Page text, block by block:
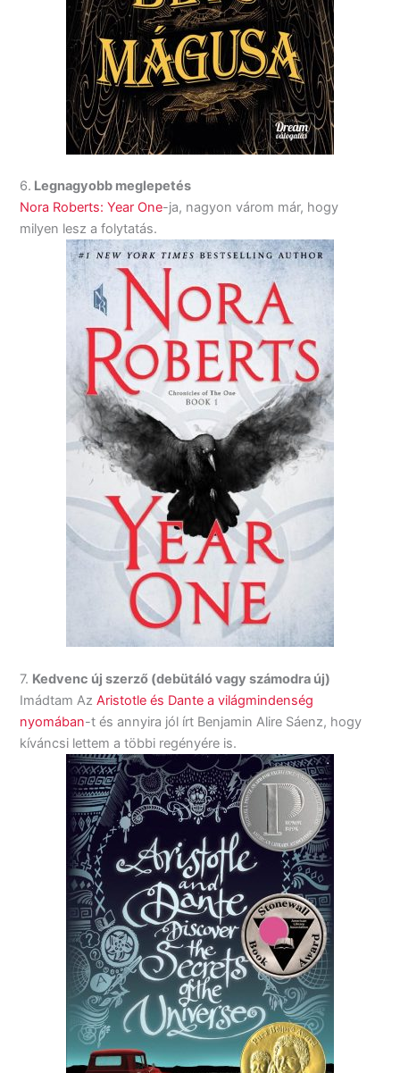
6. Legnagyobb meglepetés
Nora Roberts: Year One-ja, nagyon várom már, hogy
milyen lesz a folytatás.
7. Kedvenc új szerző (debütáló vagy számodra új)
Imádtam AzAristotle és Dante a világmindenség
nyomában-t és annyira jól írt Benjamin Alire Sáenz, hogy
kíváncsi lettem a többi regényére is.